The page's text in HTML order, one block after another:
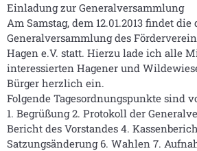
Einladung zur Generalversammlung
Am Samstag, dem 12.01.2013 findet
Generalversammlung des
Hagen e.V. statt. Hierzu lade ich alle
interessierten Hagener und
Bürger herzlich ein.
Folgende Tagesordnungspunkte sind
1. Begrüßung 2. Protokoll der
Bericht des Vorstandes 4.
Satzungsänderung 6. Wahlen 7.